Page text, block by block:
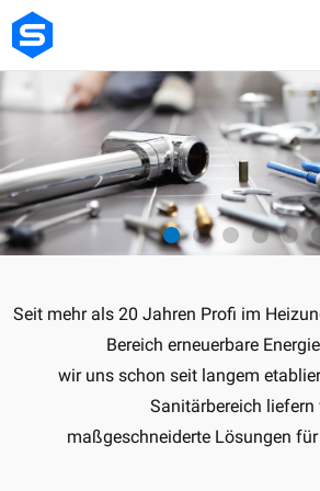
Skip
content
Seit mehr als 20 Jahren Profi im
Bereich erneuerbare
wir uns schon seit langem
Sanitärbereich liefern
maßgeschneiderte Lösungen